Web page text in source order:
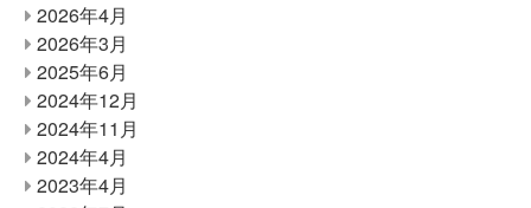
2026年4月
2026年3月
2025年6月
2024年12月
2024年11月
2024年4月
2023年4月